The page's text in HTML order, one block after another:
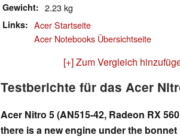
Gewicht 2.23 kg
Links
Acer Startseite
Acer Notebooks Übersichtseite
[+] Zum Vergleich
Testberichte für das Acer
Acer Nitro 5 (AN515-42, Radeon RX
there is a new engine under the bonnet